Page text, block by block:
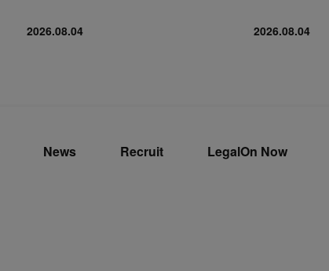
2026.08.04 2026.08.04
News Recruit LegalOn Now